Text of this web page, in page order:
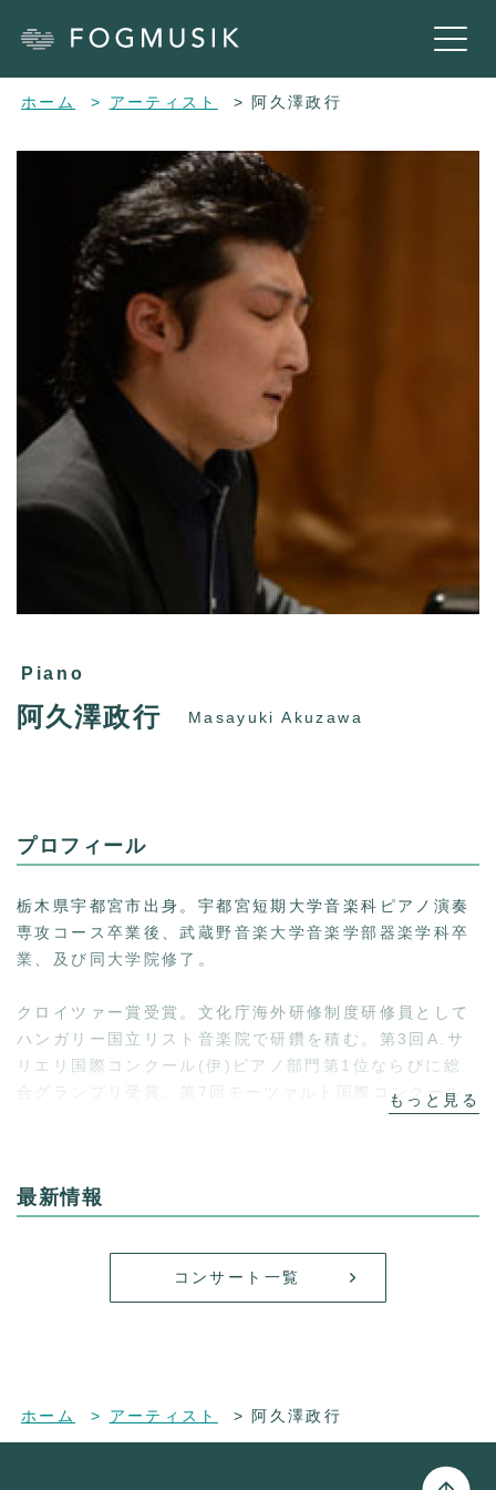
ホーム アーティスト 阿久澤政行
Piano
阿久澤政行 Masayuki Akuzawa
プロフィール
栃木県宇都宮市出身。宇都宮短期大学音楽科ピアノ演奏
専攻コース卒業後、武蔵野音楽大学音楽学部器楽学科卒
業、及び同大学院修了。
クロイツァー賞受賞。文化庁海外研修制度研修員として
ハンガリー国立リスト音楽院で研鑽を積む。第3回A.サ
リエリ国際コンクール(伊)ピアノ部門第1位ならびに総
合グランプリ受賞。第7回モーツァルト国際コンクール
(伊)第2位。ハンガリー国内をはじめ、ヨーロッパでの
交流大使)就任。
現在、宇都宮短期大学音楽科専任講師、同附属高等学校
音楽科講師、ミュージックアカデミー東京講師、女性合
唱団『コール・キルシェ』指揮者。
最新情報
コンサート一覧
ホーム アーティスト 阿久澤政行